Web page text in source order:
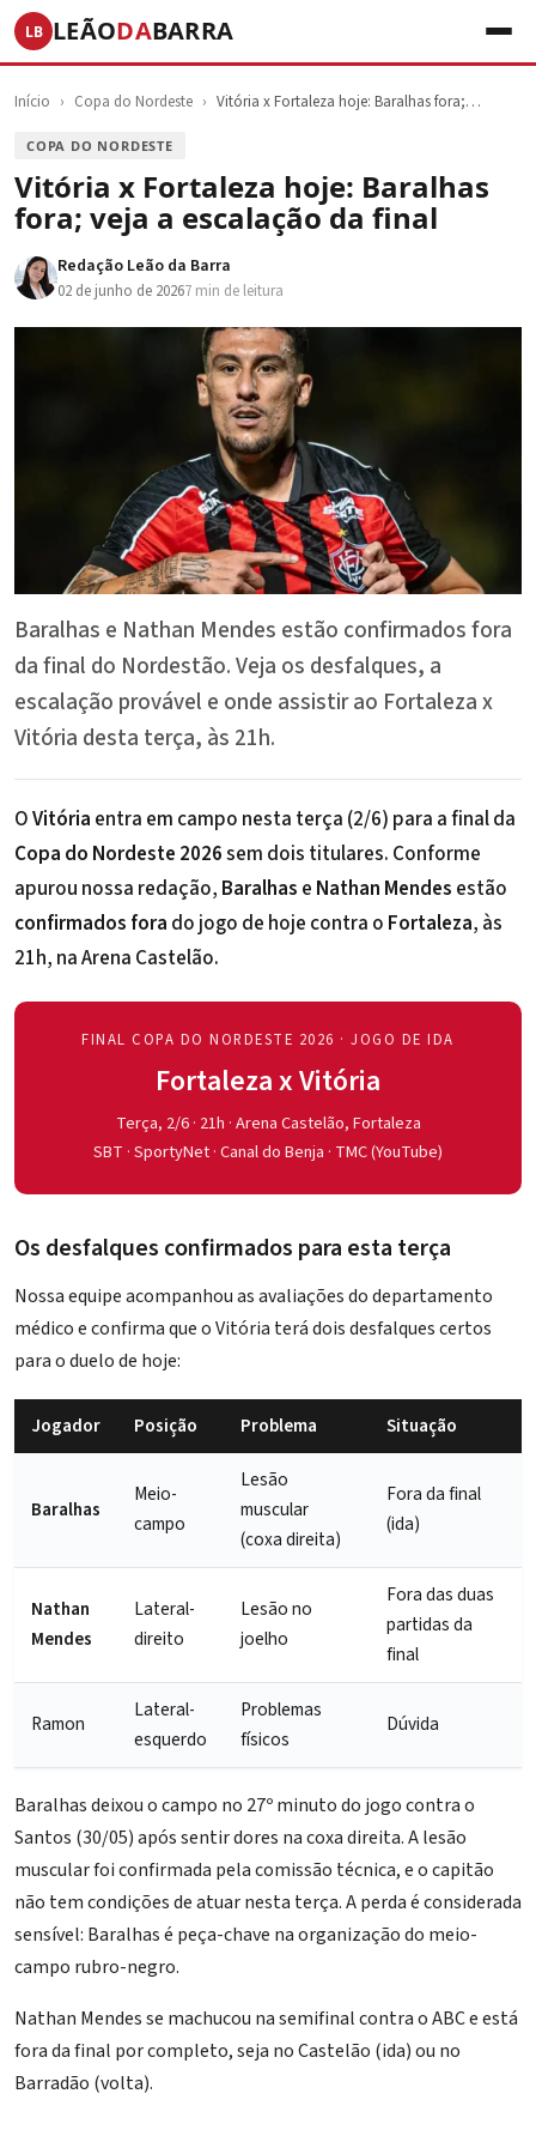
LB LEÃODABARRA
Início › Copa do Nordeste › Vitória x Fortaleza hoje: Baralhas fora;…
COPA DO NORDESTE
Vitória x Fortaleza hoje: Baralhas
fora; veja a escalação da final
Redação Leão da Barra
02 de junho de 20267 min de leitura
Baralhas e Nathan Mendes estão confirmados fora
da final do Nordestão. Veja os desfalques, a
escalação provável e onde assistir ao Fortaleza x
Vitória desta terça, às 21h.
OVitória entra em campo nesta terça (2/6) para a final da
Copa do Nordeste 2026sem dois titulares. Conforme
apurou nossa redação, Baralhas e Nathan Mendes estão
confirmados fora do jogo de hoje contra o Fortaleza, às
21h, na Arena Castelão.
FINAL COPA DO NORDESTE 2026 · JOGO DE IDA
Fortaleza x Vitória
Terça, 2/6 · 21h · Arena Castelão, Fortaleza
SBT · SportyNet · Canal do Benja · TMC (YouTube)
Os desfalques confirmados para esta terça
Nossa equipe acompanhou as avaliações do departamento
médico e confirma que o Vitória terá dois desfalques certos
para o duelo de hoje:
Jogador Posição Problema Situação
Baralhas
Meio-
campo
Lesão
muscular
(coxa direita)
Fora da final
(ida)
Nathan
Mendes
Lateral-
direito
Lesão no
joelho
Fora das duas
partidas da
final
Ramon
Lateral-
esquerdo
Problemas
físicos
Dúvida
Baralhasdeixou o campo no 27º minuto do jogo contra o
Santos (30/05)após sentir dores na coxa direita. A lesão
muscular foi confirmada pela comissão técnica, e o capitão
não tem condições de atuar nesta terça. A perda é considerada
sensível: Baralhas é peça-chave na organização do meio-
campo rubro-negro.
Nathan Mendes se machucou na semifinal contra o ABC e está
fora da final por completo, seja no Castelão (ida) ou no
Barradão (volta).